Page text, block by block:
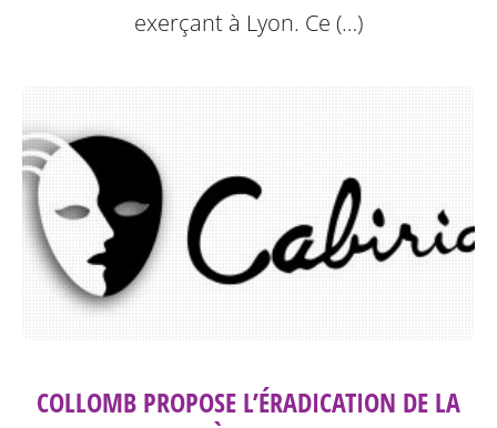
exerçant à Lyon. Ce (…)
COLLOMB PROPOSE L’ÉRADICATION DE LA